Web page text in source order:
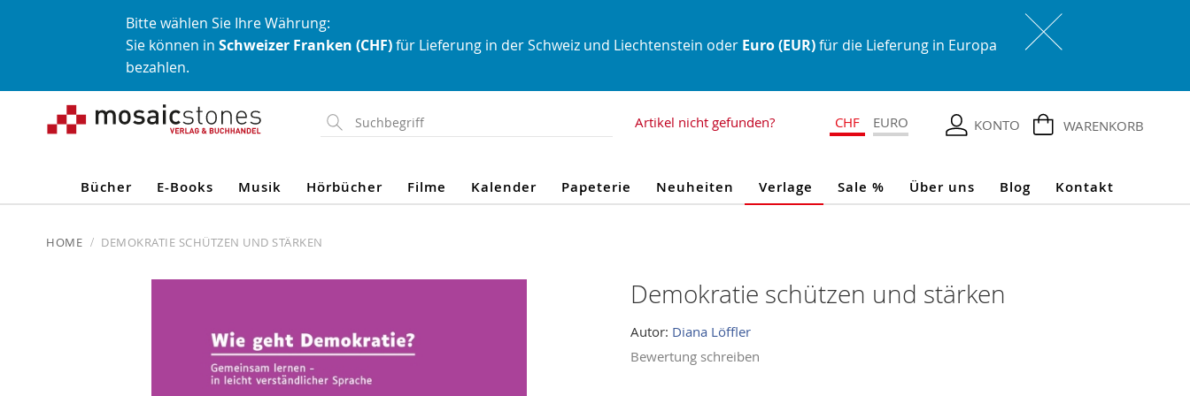
Bitte wählen Sie Ihre Währung:
Sie können in Schweizer Franken (CHF)für Lieferung in der Schweiz und Liechtenstein oder Euro (EUR)für die Lieferung in Europa
bezahlen.
Direkt
zum
WARENKORB
KONTO
Artikel nicht gefunden? CHF EURO
Bücher E-Books Musik Hörbücher Filme Kalender Papeterie Neuheiten Verlage Sale % Über uns Blog Kontakt
HOME DEMOKRATIE SCHÜTZEN UND STÄRKEN
Demokratie schützen und stärken
Autor: Diana Löffler
Bewertung schreiben